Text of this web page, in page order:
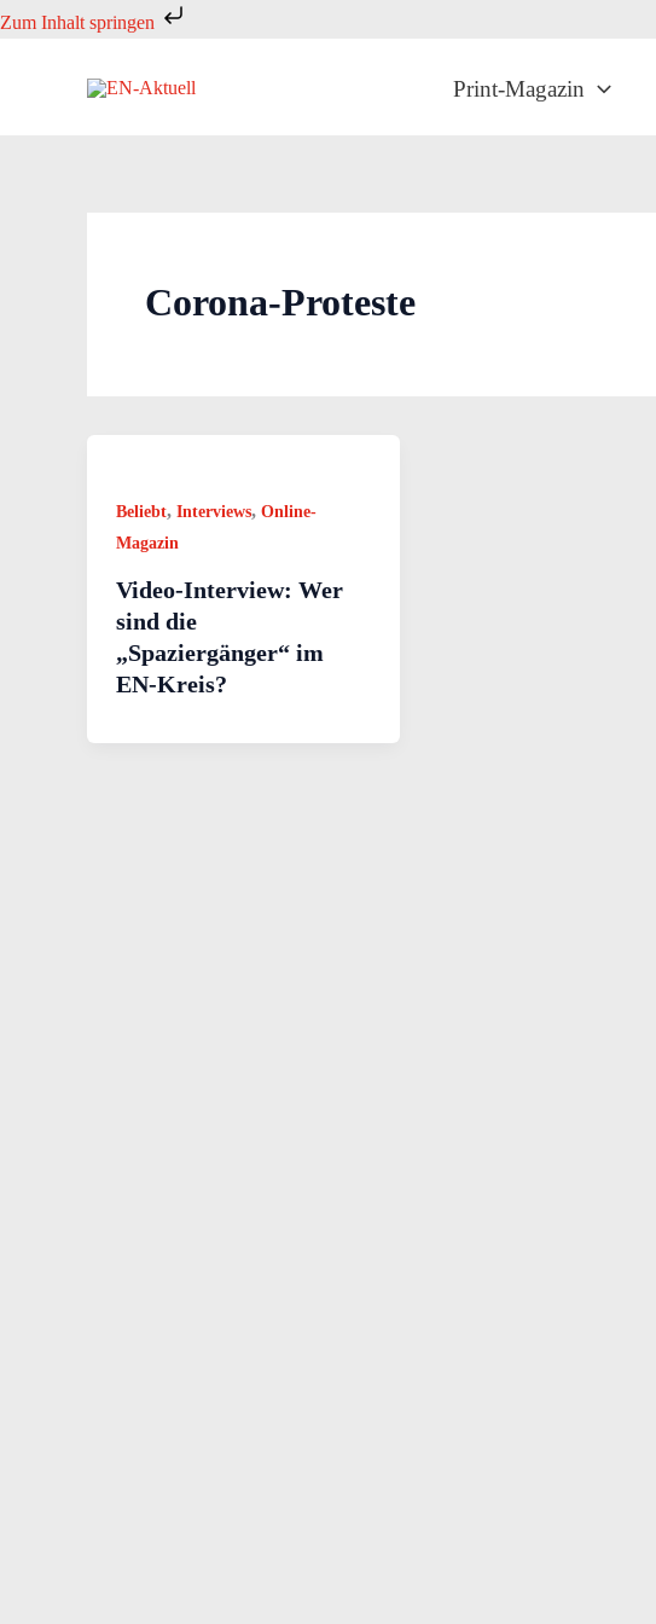
Zum Inhalt springen
Zum
Print-Magazin
Corona-Proteste
Beliebt, Interviews, Online-
Magazin
Video-Interview: Wer
sind die
„Spaziergänger“ im
EN-Kreis?